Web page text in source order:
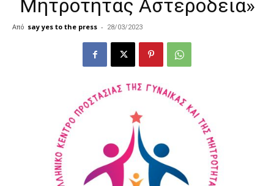
Μητρότητας Αστερόδεια»
Από say yes to the press - 28/03/2023